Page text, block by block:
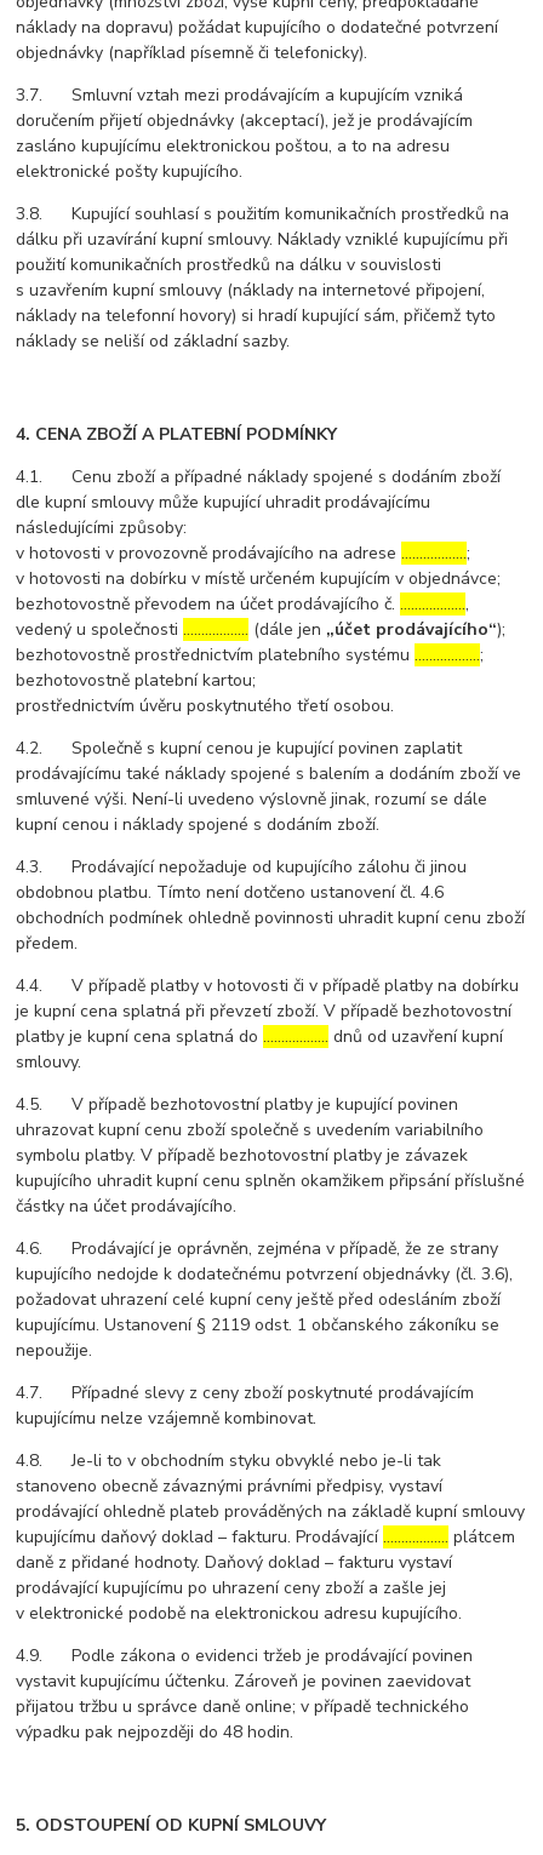
náklady na dopravu) požádat kupujícího o dodatečné potvrzení
objednávky (například písemně či telefonicky).
3.7. Smluvní vztah mezi prodávajícím a kupujícím vzniká
doručením přijetí objednávky (akceptací), jež je prodávajícím
zasláno kupujícímu elektronickou poštou, a to na adresu
elektronické pošty kupujícího.
3.8. Kupující souhlasí s použitím komunikačních prostředků na
dálku při uzavírání kupní smlouvy. Náklady vzniklé kupujícímu při
použití komunikačních prostředků na dálku v souvislosti
s uzavřením kupní smlouvy (náklady na internetové připojení,
náklady na telefonní hovory) si hradí kupující sám, přičemž tyto
náklady se neliší od základní sazby.
4. CENA ZBOŽÍ A PLATEBNÍ PODMÍNKY
4.1. Cenu zboží a případné náklady spojené s dodáním zboží
dle kupní smlouvy může kupující uhradit prodávajícímu
následujícími způsoby:
v hotovosti v provozovně prodávajícího na adrese………………;
v hotovosti na dobírku v místě určeném kupujícím v objednávce;
bezhotovostně převodem na účet prodávajícího č.………………,
vedený u společnosti……………… (dále jen „účet prodávajícího“);
bezhotovostně prostřednictvím platebního systému………………;
bezhotovostně platební kartou;
prostřednictvím úvěru poskytnutého třetí osobou.
4.2. Společně s kupní cenou je kupující povinen zaplatit
prodávajícímu také náklady spojené s balením a dodáním zboží ve
smluvené výši. Není-li uvedeno výslovně jinak, rozumí se dále
kupní cenou i náklady spojené s dodáním zboží.
4.3. Prodávající nepožaduje od kupujícího zálohu či jinou
obdobnou platbu. Tímto není dotčeno ustanovení čl. 4.6
obchodních podmínek ohledně povinnosti uhradit kupní cenu zboží
předem.
4.4. V případě platby v hotovosti či v případě platby na dobírku
je kupní cena splatná při převzetí zboží. V případě bezhotovostní
platby je kupní cena splatná do……………… dnů od uzavření kupní
smlouvy.
4.5. V případě bezhotovostní platby je kupující povinen
uhrazovat kupní cenu zboží společně s uvedením variabilního
symbolu platby. V případě bezhotovostní platby je závazek
kupujícího uhradit kupní cenu splněn okamžikem připsání příslušné
částky na účet prodávajícího.
4.6. Prodávající je oprávněn, zejména v případě, že ze strany
kupujícího nedojde k dodatečnému potvrzení objednávky (čl. 3.6),
požadovat uhrazení celé kupní ceny ještě před odesláním zboží
kupujícímu. Ustanovení § 2119 odst. 1 občanského zákoníku se
nepoužije.
4.7. Případné slevy z ceny zboží poskytnuté prodávajícím
kupujícímu nelze vzájemně kombinovat.
4.8. Je-li to v obchodním styku obvyklé nebo je-li tak
stanoveno obecně závaznými právními předpisy, vystaví
prodávající ohledně plateb prováděných na základě kupní smlouvy
kupujícímu daňový doklad – fakturu. Prodávající……………… plátcem
daně z přidané hodnoty. Daňový doklad – fakturu vystaví
prodávající kupujícímu po uhrazení ceny zboží a zašle jej
v elektronické podobě na elektronickou adresu kupujícího.
4.9. Podle zákona o evidenci tržeb je prodávající povinen
vystavit kupujícímu účtenku. Zároveň je povinen zaevidovat
přijatou tržbu u správce daně online; v případě technického
výpadku pak nejpozději do 48 hodin.
5. ODSTOUPENÍ OD KUPNÍ SMLOUVY